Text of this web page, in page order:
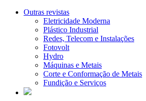
Outras revistas
Eletricidade Moderna
Plástico Industrial
Redes, Telecom e Instalações
Fotovolt
Hydro
Máquinas e Metais
Corte e Conformação de Metais
Fundição e Serviços